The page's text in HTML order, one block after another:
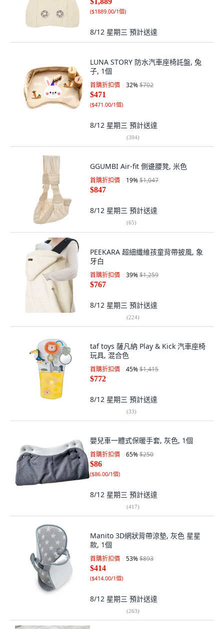
($1889.00/1個)
8/12 星期三 預計送達
LUNA STORY 防水汽車座椅託盤, 兔
子, 1個
首購折扣價 32%$702
$471
($471.00/1個)
8/12 星期三 預計送達
(394)
GGUMBI Air-fit 側邊腰凳, 米色
首購折扣價 19%$1,047
$847
8/12 星期三 預計送達
(65)
PEEKARA 超細纖維孩童背帶披風, 象
牙白
首購折扣價 39%$1,259
$767
8/12 星期三 預計送達
(224)
taf toys 薩凡納 Play & Kick 汽車座椅
玩具, 混合色
首購折扣價 45%$1,415
$772
8/12 星期三 預計送達
(33)
嬰兒車一體式保暖手套, 灰色, 1個
首購折扣價 65%$250
$86
($86.00/1個)
8/12 星期三 預計送達
(417)
Manito 3D網狀背帶涼墊, 灰色 星星
款, 1個
首購折扣價 53%$893
$414
($414.00/1個)
8/12 星期三 預計送達
(263)